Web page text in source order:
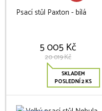
Psací stůl Paxton - bílá
5 005 Kč
20 019 Kč
SKLADEM
POSLEDNÍ 2 KS